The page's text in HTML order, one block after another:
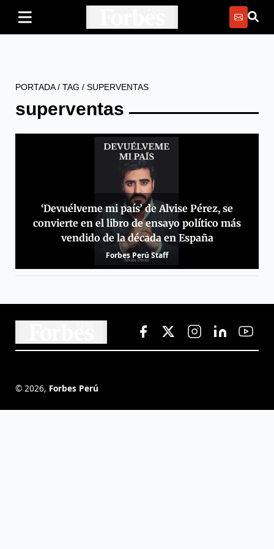
PORTADA/ TAG / SUPERVENTAS
superventas
‘Devuélveme mi país’ de Alvise Pérez, se
convierte en el libro de ensayo político más
vendido de la década en España
Forbes Perú Staff
© 2026, Forbes Perú